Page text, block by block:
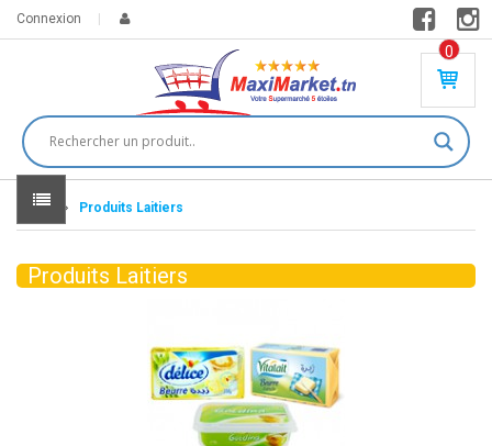
Connexion
0
PR
DU
IT(
S)
0
DT
Home Produits Laitiers
Produits Laitiers